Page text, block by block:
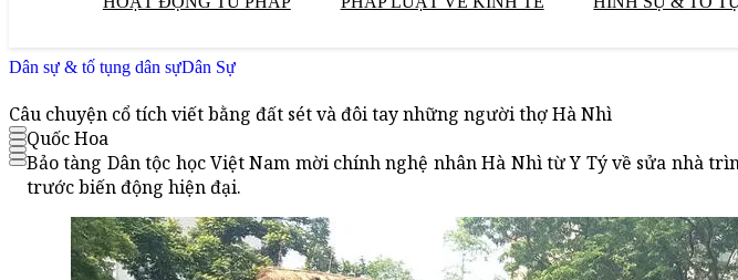
Dân sự & tố tụng dân sựDân Sự
Câu chuyện cổ tích viết bằng đất sét và đôi tay những người thợ Hà Nhì
Quốc Hoa
Bảo tàng Dân tộc học Việt Nam mời chính nghệ nhân Hà Nhì từ Y Tý về sửa nhà
trước biến động hiện đại.